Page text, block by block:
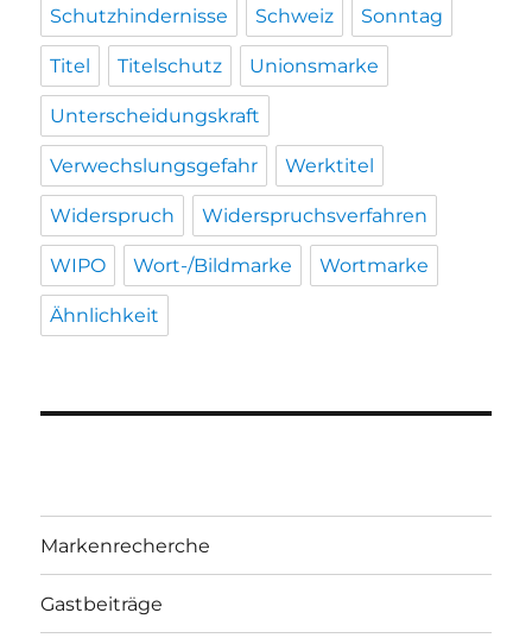
Schutzhindernisse Schweiz Sonntag
Titel Titelschutz Unionsmarke
Unterscheidungskraft
Verwechslungsgefahr Werktitel
Widerspruch Widerspruchsverfahren
WIPO Wort-/Bildmarke Wortmarke
Ähnlichkeit
Markenrecherche
Gastbeiträge